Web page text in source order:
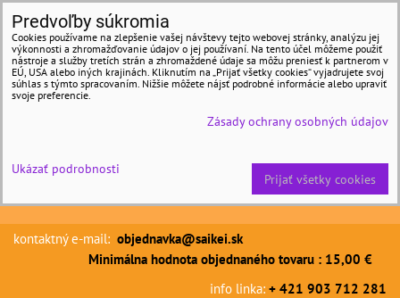
kontaktný e-mail: objednavka@saikei.sk
Minimálna hodnota objednaného tovaru : 15,00 €
info linka: + 421 903 712 281
Predvoľby súkromia
Cookies používame na zlepšenie vašej návštevy tejto webovej stránky, analýzu jej
výkonnosti a zhromažďovanie údajov o jej používaní. Na tento účel môžeme použiť
nástroje a služby tretích strán a zhromaždené údaje sa môžu preniesť k partnerom v
EÚ, USA alebo iných krajinách. Kliknutím na „Prijať všetky cookies“ vyjadrujete svoj
súhlas s týmto spracovaním. Nižšie môžete nájsť podrobné informácie alebo upraviť
svoje preferencie.
Zásady ochrany osobných údajov
Ukázať podrobnosti
Prijať všetky cookies